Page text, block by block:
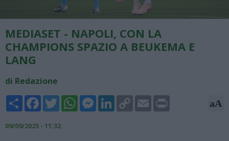
MEDIASET - NAPOLI, CON LA
CHAMPIONS SPAZIO A BEUKEMA E
LANG
di Redazione
Share FacebookTwitterWhatsAppMessengerLinkedInCopy
Link
Email aA
09/09/2025 - 11:32